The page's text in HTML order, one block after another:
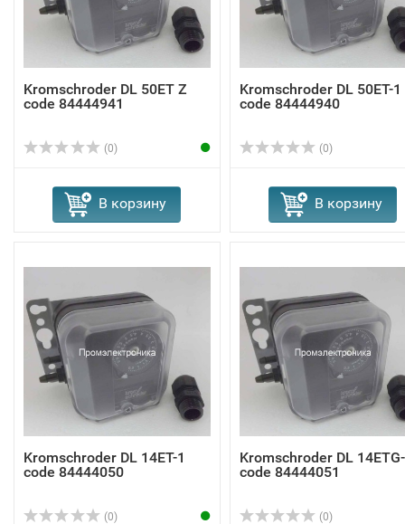
Kromschroder DL 50ET Z
code 84444941
(0)
В корзину
Kromschroder DL 50ET-1
code 84444940
(0)
В корзину
Kromschroder DL 14ET-1
code 84444050
(0)
Kromschroder DL
code 84444051
(0)